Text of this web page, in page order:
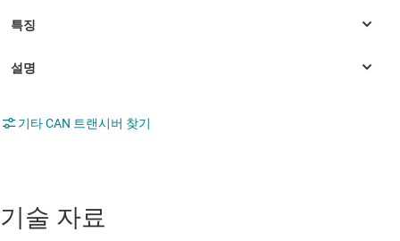
기타 CAN 트랜시버 찾기
기술 자료